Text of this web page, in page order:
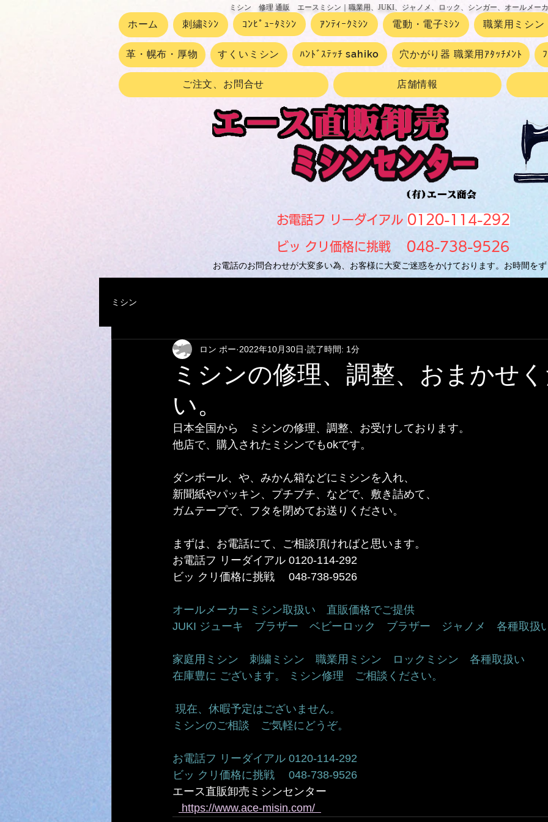
ホーム 刺繍ﾐｼﾝ ｺﾝﾋﾟｭｰﾀﾐｼﾝ ｱﾝﾃｨｰｸﾐｼﾝ 電動・電子ﾐｼﾝ 職業用ミシン
革・幌布・厚物 すくいミシン ﾊﾝﾄﾞｽﾃｯﾁ sahiko 穴かがり器 職業用ｱﾀｯﾁﾒﾝﾄ
ご注文、お問合せ 店舗情報
ミシン 修理 通販 エースミシン｜職業用、JUKI、ジャノメ、ロック、シンガー、オールメー
お電話フ リーダイアル 0120-114-292
ビッ クリ価格に挑戦 048-738-9526
お電話のお問合わせが大変多い為、お客様に大変ご迷惑をかけております。お時間を
ミシン
ミシンの修理、調整、おまかせ
い。
ロン ポー 2022年10月30日 読了時間: 1分
日本全国から　ミシンの修理、調整、お受けしております。
他店で、購入されたミシンでもokです。
ダンボール、や、みかん箱などにミシンを入れ、
新聞紙やパッキン、プチブチ、などで、敷き詰めて、
ガムテープで、フタを閉めてお送りください。
まずは、お電話にて、ご相談頂ければと思います。
お電話フ リーダイアル 0120-114-292
ビッ クリ価格に挑戦　 048-738-9526
オールメーカーミシン取扱い　直販価格でご提供
JUKI ジューキ　ブラザー　ベビーロック　ブラザー　ジャノメ　各種取
家庭用ミシン　刺繍ミシン　職業用ミシン　ロックミシン　各種取扱い
在庫豊に ございます。 ミシン修理　ご相談ください。
現在、休暇予定はございません。
ミシンのご相談　ご気軽にどうぞ。
お電話フ リーダイアル 0120-114-292
ビッ クリ価格に挑戦　 048-738-9526
エース直販卸売ミシンセンター
https://www.ace-misin.com/